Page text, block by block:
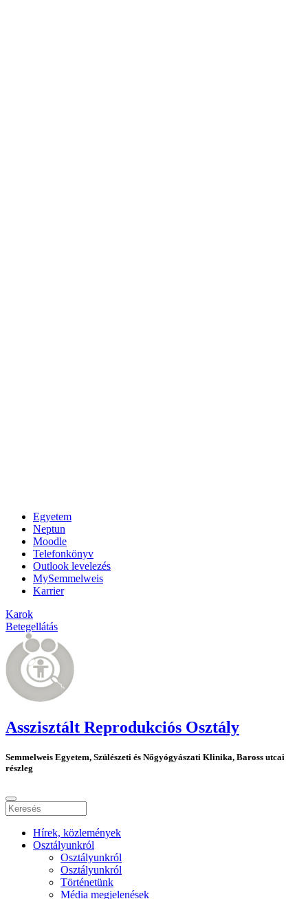
Egyetem
Neptun
Moodle
Telefonkönyv
Outlook levelezés
MySemmelweis
Karrier
Karok
Betegellátás
Asszisztált Reprodukciós Osztály
Semmelweis Egyetem, Szülészeti és Nőgyógyászati Klinika, Baross utcai
részleg
Hírek, közlemények
Osztályunkról
Osztályunkról
Osztályunkról
Történetünk
Média megjelenések